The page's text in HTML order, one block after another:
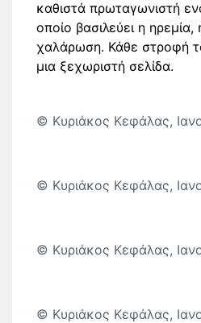
καθιστά πρωταγωνιστή
οποίο βασιλεύει η
χαλάρωση. Κάθε στροφή
μια ξεχωριστή σελίδα.
© Κυριάκος Κεφάλας,
© Κυριάκος Κεφάλας,
© Κυριάκος Κεφάλας,
© Κυριάκος Κεφάλας,